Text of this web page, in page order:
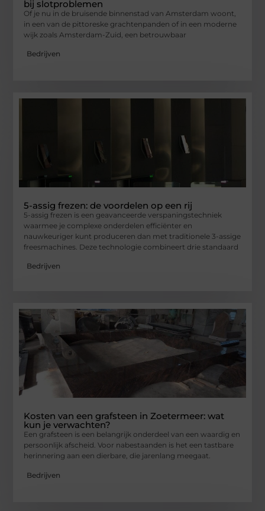
bij slotproblemen
Of je nu in de bruisende binnenstad van Amsterdam woont,
in een van de pittoreske grachtenpanden of in een moderne
wijk zoals Amsterdam-Zuid, een betrouwbaar
Bedrijven
5-assig frezen: de voordelen op een rij
5-assig frezen is een geavanceerde verspaningstechniek
waarmee je complexe onderdelen efficiënter en
nauwkeuriger kunt produceren dan met traditionele 3-assige
freesmachines. Deze technologie combineert drie standaard
Bedrijven
Kosten van een grafsteen in Zoetermeer: wat
kun je verwachten?
Een grafsteen is een belangrijk onderdeel van een waardig en
persoonlijk afscheid. Voor nabestaanden is het een tastbare
herinnering aan een dierbare, die jarenlang meegaat.
Bedrijven